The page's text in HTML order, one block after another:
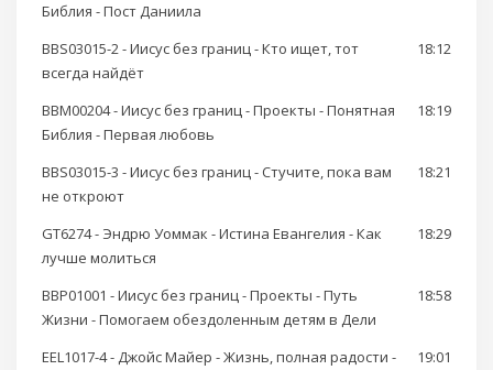
Библия - Пост Даниила
BBS03015-2 - Иисус без границ - Кто ищет, тот
всегда найдёт
18:12
BBM00204 - Иисус без границ - Проекты - Понятная
Библия - Первая любовь
18:19
BBS03015-3 - Иисус без границ - Стучите, пока вам
не откроют
18:21
GT6274 - Эндрю Уоммак - Истина Евангелия - Как
лучше молиться
18:29
BBP01001 - Иисус без границ - Проекты - Путь
Жизни - Помогаем обездоленным детям в Дели
18:58
EEL1017-4 - Джойс Майер - Жизнь, полная радости -
19:01